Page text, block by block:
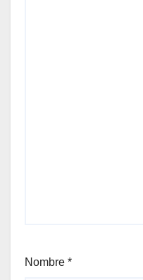
Nombre *